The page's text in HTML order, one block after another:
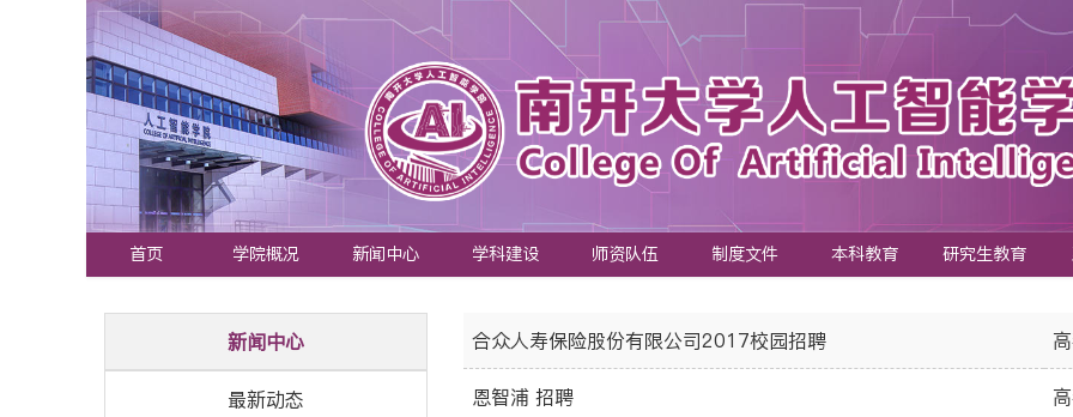
首页 学院概况 新闻中心 学科建设 师资队伍 制度文件 本科教育 研究生教育
新闻中心
最新动态
合众人寿保险股份有限公司2017校园招聘
恩智浦 招聘